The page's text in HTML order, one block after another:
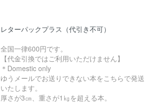
レターパックプラス（代引き不可）
全国一律600円です。
【代金引換ではご利用いただけません】
＊Domestic only
ゆうメールでお送りできない本をこちらで発送
いたします。
厚さが3㎝、重さが1㎏を超える本。